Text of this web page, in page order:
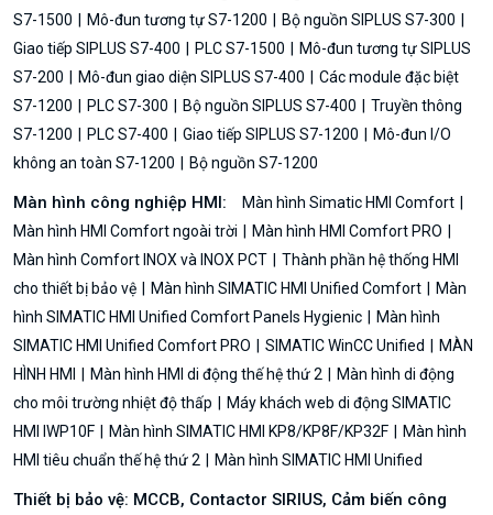
S7-1500
Mô-đun tương tự S7-1200
Bộ nguồn SIPLUS S7-300
Giao tiếp SIPLUS S7-400
PLC S7-1500
Mô-đun tương tự SIPLUS
S7-200
Mô-đun giao diện SIPLUS S7-400
Các module đặc biệt
S7-1200
PLC S7-300 Bộ nguồn SIPLUS S7-400
Truyền thông
S7-1200
PLC S7-400 Giao tiếp SIPLUS S7-1200
Mô-đun I/O
không an toàn S7-1200
Bộ nguồn S7-1200
Màn hình công nghiệp HMI:
Màn hình Simatic HMI Comfort
Màn hình HMI Comfort ngoài trời
Màn hình HMI Comfort PRO
Màn hình Comfort INOX và INOX PCT
Thành phần hệ thống HMI
cho thiết bị bảo vệ
Màn hình SIMATIC HMI Unified Comfort
Màn
hình SIMATIC HMI Unified Comfort Panels Hygienic
Màn hình
SIMATIC HMI Unified Comfort PRO
SIMATIC WinCC Unified
MÀN
HÌNH HMI
Màn hình HMI di động thế hệ thứ 2
Màn hình di động
cho môi trường nhiệt độ thấp
Máy khách web di động SIMATIC
HMI IWP10F
Màn hình SIMATIC HMI KP8/KP8F/KP32F
Màn hình
HMI tiêu chuẩn thế hệ thứ 2
Màn hình SIMATIC HMI Unified
Thiết bị bảo vệ: MCCB, Contactor SIRIUS, Cảm biến công